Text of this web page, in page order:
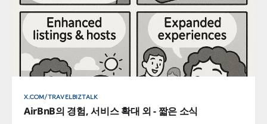
X.COM/TRAVELBIZTALK
AirBnB의 경험, 서비스 확대 외 - 짧은 소식